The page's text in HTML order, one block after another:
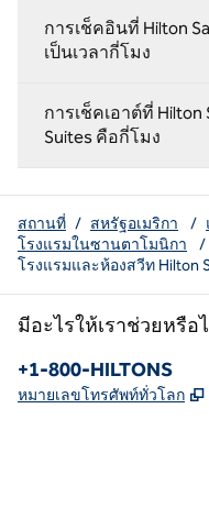
การเช็คอินที่ Hilton
เป็นเวลากี่โมง
การเช็คเอาต์ที่ Hilton
Suites คือกี่โมง
สถานที่ / สหรัฐอเมริกา /
โรงแรมในซานตาโมนิกา
/
โรงแรมและห้องสวีท Hilton
มีอะไรให้เราช่วยหรือ
โทรศัพท์:
+1-800-HILTONS
หมายเลขโทรศัพท์ทั่วโลก ,